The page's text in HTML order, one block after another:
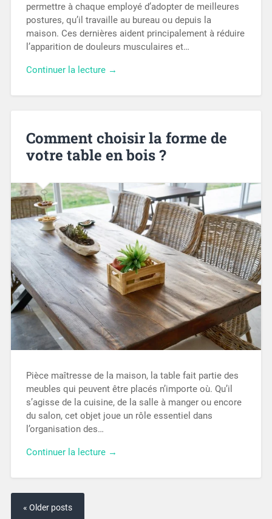
permettre à chaque employé d’adopter de meilleures
postures, qu’il travaille au bureau ou depuis la
maison. Ces dernières aident principalement à réduire
l’apparition de douleurs musculaires et…
Continuer la lecture →
Comment choisir la forme de
votre table en bois ?
Pièce maîtresse de la maison, la table fait partie des
meubles qui peuvent être placés n’importe où. Qu’il
s’agisse de la cuisine, de la salle à manger ou encore
du salon, cet objet joue un rôle essentiel dans
l’organisation des…
Continuer la lecture →
« Older posts